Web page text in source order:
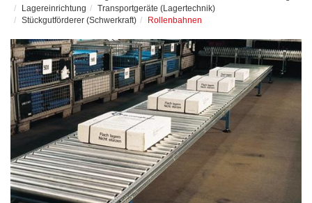
Lagereinrichtung
Transportgeräte (Lagertechnik)
Stückgutförderer (Schwerkraft)
Rollenbahnen